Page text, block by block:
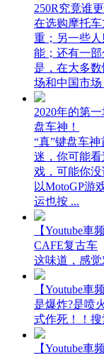
250R究竟谁
在选购摩托
重；另一些
能；还有一
是，在大多
场和中国市场
2020年的第
盘车神！
“真”键盘车
迷，你可能
戏，可能你没
以MotoGP游
运也按 ...
【Youtube
CAFE复古车
这味道，感觉
【Youtube
是爆炸?是喷
式作死！！搜
【Youtube車